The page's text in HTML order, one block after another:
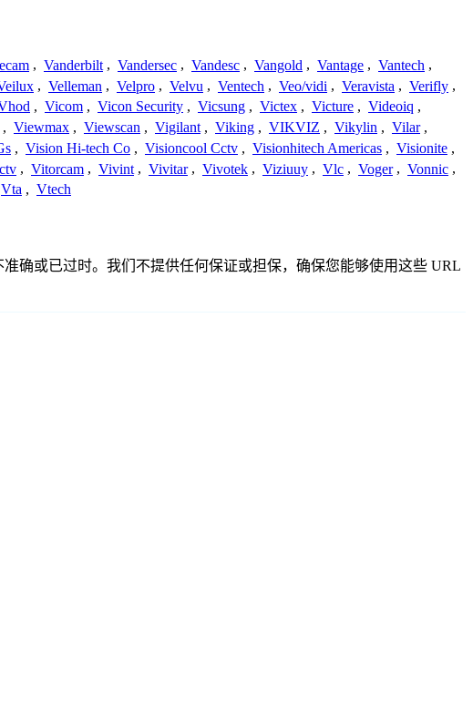
, Vanderbilt , Vandersec , Vandesc , Vangold , Vantage , Vantech ,
, Velleman , Velpro , Velvu , Ventech , Veo/vidi , Veravista , Verifly ,
, Vicom , Vicon Security , Vicsung , Victex , Victure , Videoiq ,
, Viewmax , Viewscan , Vigilant , Viking , VIKVIZ , Vikylin , Vilar ,
, Vision Hi-tech Co , Visioncool Cctv , Visionhitech Americas , Visionite ,
, Vitorcam , Vivint , Vivitar , Vivotek , Viziuuy , Vlc , Voger , Vonnic ,
Vta , Vtech
确或已过时。我们不提供任何保证或担保，确保您能够使用这些 URL